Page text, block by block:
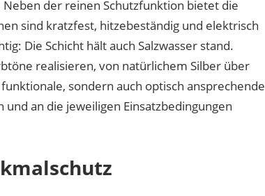
der reinen Schutzfunktion bietet die
sind kratzfest, hitzebeständig und elektrisch
Die Schicht hält auch Salzwasser stand.
realisieren, von natürlichem Silber über
sondern auch optisch ansprechende
an die jeweiligen Einsatzbedingungen